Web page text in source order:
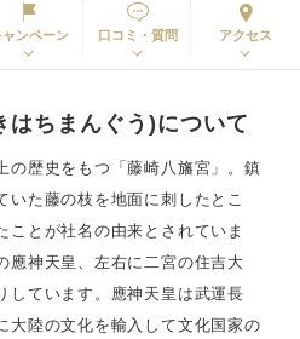
ャンペーン 口コミ・質問 アクセス
はちまんぐう)について
の歴史をもつ「藤崎八旛宮」。鎮
いた藤の枝を地面に刺したとこ
ことが社名の由来とされていま
應神天皇、左右に二宮の住吉大
しています。應神天皇は武運長
大陸の文化を輸入して文化国家の